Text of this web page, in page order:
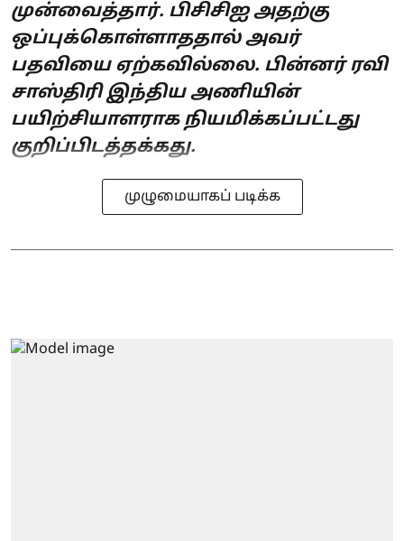
முன்வைத்தார். பிசிசிஐ அதற்கு
ஒப்புக்கொள்ளாததால் அவர்
பதவியை ஏற்கவில்லை. பின்னர் ரவி
சாஸ்திரி இந்திய அணியின்
பயிற்சியாளராக நியமிக்கப்பட்டது
குறிப்பிடத்தக்கது.
முழுமையாகப் படிக்க